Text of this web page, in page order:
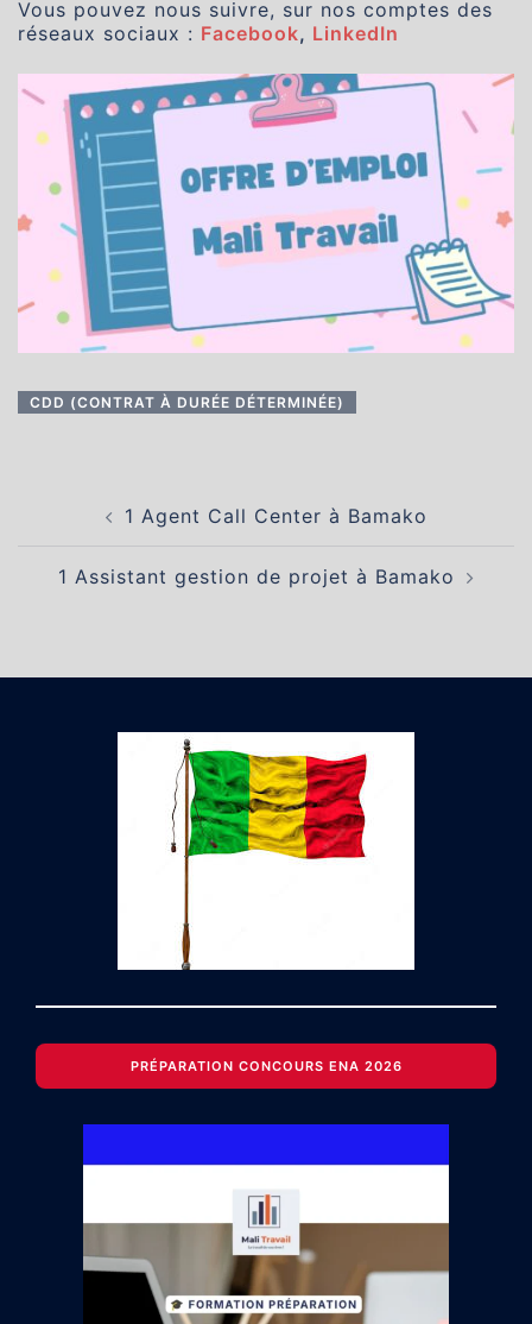
Vous pouvez nous suivre, sur nos comptes des
réseaux sociaux : Facebook, LinkedIn
CDD (CONTRAT À DURÉE DÉTERMINÉE)
1 Agent Call Center à Bamako
1 Assistant gestion de projet à Bamako
PRÉPARATION CONCOURS ENA 2026